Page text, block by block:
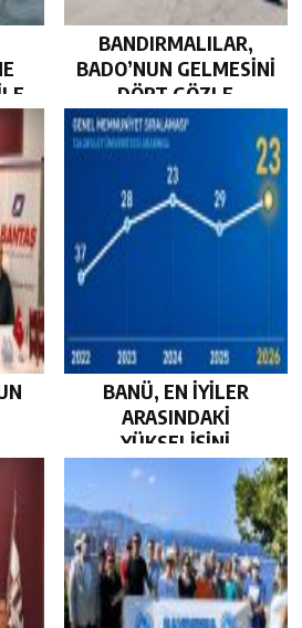
BANDIRMALILAR,
BADO’NUN GELMESİNİ
DÖRT GÖZLE
BEKLİYOR…
BANÜ, EN İYİLER
ARASINDAKİ
YÜKSELİŞİNİ
SÜRDÜRDÜ…